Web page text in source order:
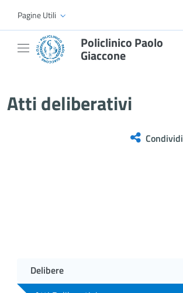
Skip to Main Content
Pagine Utili
Policlinico Paolo
Giaccone
Atti deliberativi
Condividi
Delibere